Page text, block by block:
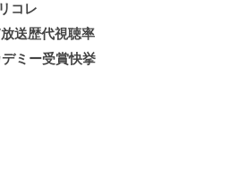
コレ
送歴代視聴率
デミー受賞快挙